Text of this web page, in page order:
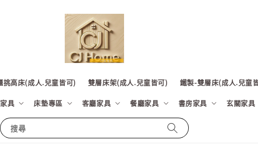
搜尋
挑高床(成人.兒童皆可) 雙層床架(成人.兒童皆可) 鐵製-雙層床(成人.兒童
具 床墊專區 客廳家具 餐廳家具 書房家具 玄關家具